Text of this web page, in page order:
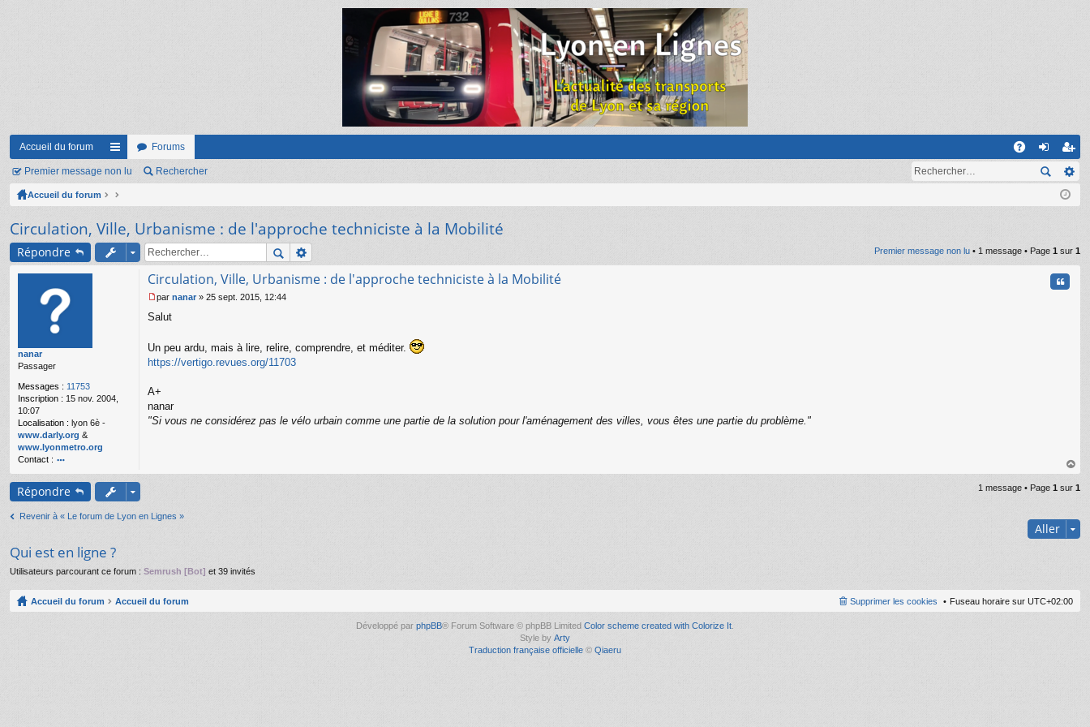
Accueil du forum
ac
co
ur
ci
s
Forums
on ns
cri
Premier message non lu Rechercher
Accueil du forum
Circulation, Ville, Urbanisme : de l'approche techniciste à la Mobilité
Répondre Premier message non lu • 1 message • Page 1 sur 1
nanar
Passager
Messages : 11753
Inscription : 15 nov. 2004,
10:07
Localisation : lyon 6è -
www.darly.org &
www.lyonmetro.org
Contact :
o
nt
ac
r
n
ar
Circulation, Ville, Urbanisme : de l'approche techniciste à la Mobilité
e
a
g
n
o
n
l
par nanar » 25 sept. 2015, 12:44
Salut
Un peu ardu, mais à lire, relire, comprendre, et méditer.
https://vertigo.revues.org/11703
A+
nanar
"Si vous ne considérez pas le vélo urbain comme une partie de la solution pour l'aménagement des villes, vous êtes une partie du problème."
au
t
Répondre 1 message • Page 1 sur 1
Revenir à « Le forum de Lyon en Lignes »
Aller
Qui est en ligne ?
Utilisateurs parcourant ce forum : Semrush [Bot] et 39 invités
Accueil du forum Accueil du forum Fuseau horaire sur UTC+02:00
Supprimer les cookies
Développé par phpBB® Forum Software © phpBB Limited Color scheme created with Colorize It
Style by Arty
Traduction française officielle © Qiaeru